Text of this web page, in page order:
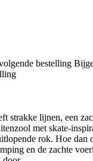
bestelling
strakke lijnen, een
met skate-
rok. Hoe dan
en de zachte